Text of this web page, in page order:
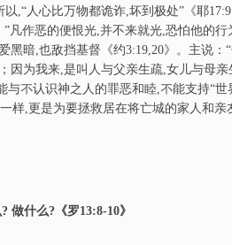
,“人心比万物都诡诈,坏到极处”《耶
作恶的便恨光,并不来就光,恐怕他的行
暗,也敌挡基督《约3:19,20》。主说：
因为我来,是叫人与父亲生疏,女儿与母
与不认识神之人的罪恶和睦,不能支持“
样,更是为要拯救居在将亡城的家人和亲
? 做什么? 《罗13:8-10》